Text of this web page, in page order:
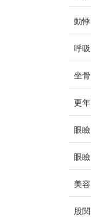
動悸
呼
坐
更
眼
眼
美
股